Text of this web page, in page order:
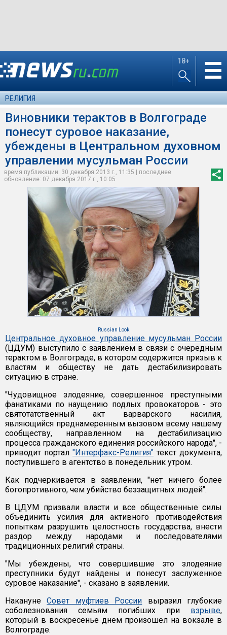
18+ ☰
РЕЛИГИЯ
Виновники терактов в Волгограде
понесут суровое наказание,
убеждены в Центральном духовном
управлении мусульман России
время публикации: 30 декабря 2013 г., 11:35 | последнее
обновление: 07 декабря 2017 г., 10:05
Russian Look
Центральное духовное управление мусульман России
(ЦДУМ) выступило с заявлением в связи с очередным
терактом в Волгограде, в котором содержится призыв к
властям и обществу не дать дестабилизировать
ситуацию в стране.
"Чудовищное злодеяние, совершенное преступными
фанатиками по наущению подлых провокаторов - это
святотатственный акт варварского насилия,
являющийся преднамеренным вызовом всему нашему
сообществу, направленном на дестабилизацию
процесса гражданского единения российского народа", -
приводит портал "Интерфакс-Религия" текст документа,
поступившего в агентство в понедельник утром.
Как подчеркивается в заявлении, "нет ничего более
богопротивного, чем убийство беззащитных людей".
В ЦДУМ призвали власти и все общественные силы
объединить усилия для активного противодействия
попыткам разрушить целостность государства, внести
раздор между народами и последователями
традиционных религий страны.
"Мы убеждены, что совершившие это злодеяние
преступники будут найдены и понесут заслуженное
суровое наказание", - сказано в заявлении.
НаканунеСовет муфтиев России выразил глубокие
соболезнования семьям погибших при взрыве,
который в воскресенье днем произошел на вокзале в
Волгограде.